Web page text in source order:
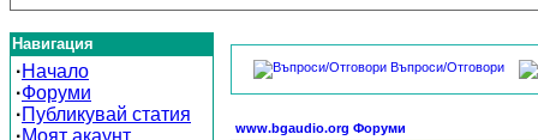
Навигация
·Начало
·Форуми
·Публикувай статия
·Моят акаунт
Въпроси/Отговори
www.bgaudio.org Форуми